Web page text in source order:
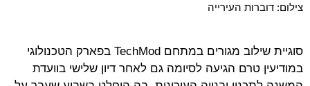
צילום: דוברות העירייה
סוגיית שילוב מגורים במתחם TechMod בפארק הטכנולוגי
במודיעין טרם הגיעה לסיומה גם לאחר דיון שלישי בוועדת